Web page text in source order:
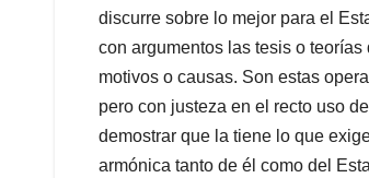
discurre sobre lo mejor para el
con argumentos las tesis o
motivos o causas. Son estas
pero con justeza en el recto uso
demostrar que la tiene lo que
armónica tanto de él como del